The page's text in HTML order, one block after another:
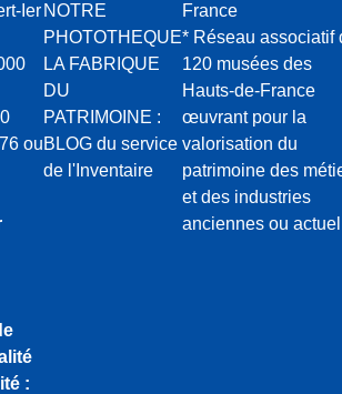
Ier
ou
:
NOTRE
PHOTOTHEQUE
LA FABRIQUE
DU
PATRIMOINE :
BLOG du service
de l'Inventaire
France
* Réseau associatif
120 musées des
Hauts-de-France
œuvrant pour la
valorisation du
patrimoine des
et des industries
anciennes ou